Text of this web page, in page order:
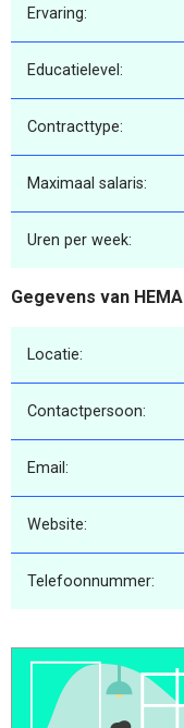
Ervaring:
Educatielevel:
Contracttype:
Maximaal salaris:
Uren per week:
Gegevens van HEMA
Locatie:
Contactpersoon:
Email:
Website:
Telefoonnummer: